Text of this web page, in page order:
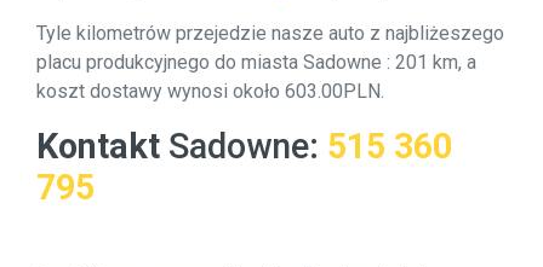
Tyle kilometrów przejedzie nasze auto z najbliżeszego
placu produkcyjnego do miasta Sadowne : 201 km, a
koszt dostawy wynosi około 603.00PLN.
Kontakt Sadowne: 515 360
795